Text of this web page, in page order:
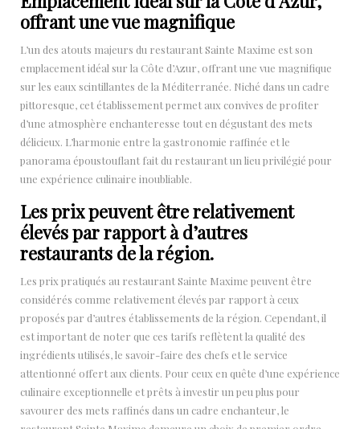
offrant une vue magnifique
L’un des atouts majeurs du restaurant Sainte Maxime est son
emplacement idéal sur la Côte d’Azur, offrant une vue magnifique
sur les eaux scintillantes de la Méditerranée. Niché dans un cadre
pittoresque, cet établissement permet aux convives de profiter
d’une atmosphère enchanteresse tout en dégustant des mets
délicieux. L’harmonie entre la gastronomie raffinée et le
panorama époustouflant fait du restaurant un lieu privilégié pour
une expérience culinaire inoubliable.
Les prix peuvent être relativement
élevés par rapport à d’autres
restaurants de la région.
Les prix pratiqués au restaurant Sainte Maxime peuvent être
considérés comme relativement élevés par rapport à ceux
proposés par d’autres établissements de la région. Cependant, il
est important de noter que ces tarifs reflètent la qualité des
ingrédients utilisés, le savoir-faire des chefs et le service
attentionné offert aux clients. Pour ceux en quête d’une expérience
culinaire exceptionnelle et prêts à investir un peu plus pour
savourer des mets raffinés dans un cadre enchanteur, le